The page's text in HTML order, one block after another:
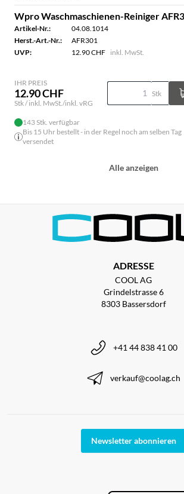
Wpro Waschmaschienen-Reiniger
Artikel-Nr.:
04.08.1014
Herst.-Art.-Nr.:
AFR301
UVP:
12.90 CHF inkl. MwSt.
IHR PREIS
12.90 CHF
Stk / inkl. MwSt./inkl. vRG
Stk
143 Stk. verfügbar
Bis 15 Uhr bestellt - in der Regel noch am selben Tag
versendet
Alle anzeigen
ADRESSE
COOL AG
Grindelstrasse 6
8303 Bassersdorf
+41 44 838 41 00
verkauf@coolag.ch
Newsletter abonnieren